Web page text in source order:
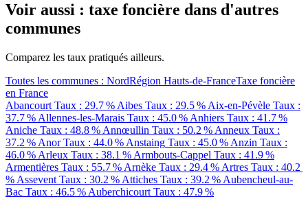
Voir aussi : taxe foncière dans d'autres
communes
Comparez les taux pratiqués ailleurs.
Toutes les communes : NordRégion Hauts-de-FranceTaxe foncière
en France
Abancourt Taux : 29.7 % Aibes Taux : 29.5 % Aix-en-Pévèle Taux :
37.7 % Allennes-les-Marais Taux : 45.0 % Anhiers Taux : 41.7 %
Aniche Taux : 48.8 % Annœullin Taux : 50.2 % Anneux Taux :
37.2 % AnorTaux : 44.0 % Anstaing Taux : 45.0 % Anzin Taux :
46.0 % Arleux Taux : 38.1 % Armbouts-Cappel Taux : 41.9 %
Armentières Taux : 55.7 % Arnèke Taux : 29.4 % Artres Taux : 40.2
% Assevent Taux : 30.2 % Attiches Taux : 39.2 % Aubencheul-au-
Bac Taux : 46.5 % Auberchicourt Taux : 47.9 %